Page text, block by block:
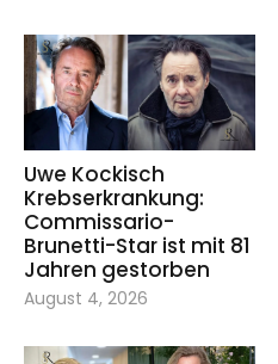
Uwe Kockisch
Krebserkrankung:
Commissario-
Brunetti-Star ist mit 81
Jahren gestorben
August 4, 2026